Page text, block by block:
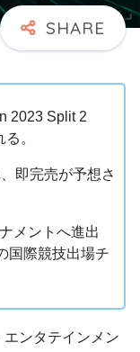
2023 Split 2
。
即完売が予想さ
メントへ進出
国際競技出場チ
ンタテインメン